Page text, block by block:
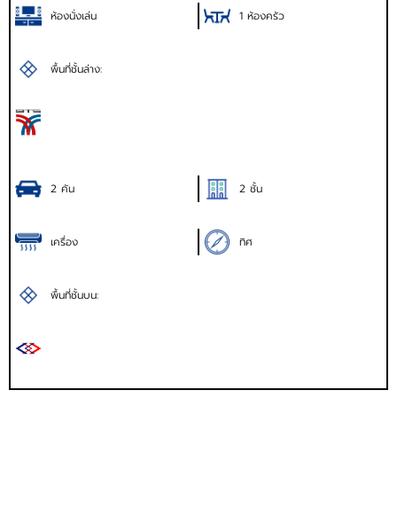
ห้องนั่งเล่น 1 ห้องครัว
พื้นที่ชั้นล่าง:
2 คัน 2 ชั้น
เครื่อง ทิศ
พื้นที่ชั้นบน: